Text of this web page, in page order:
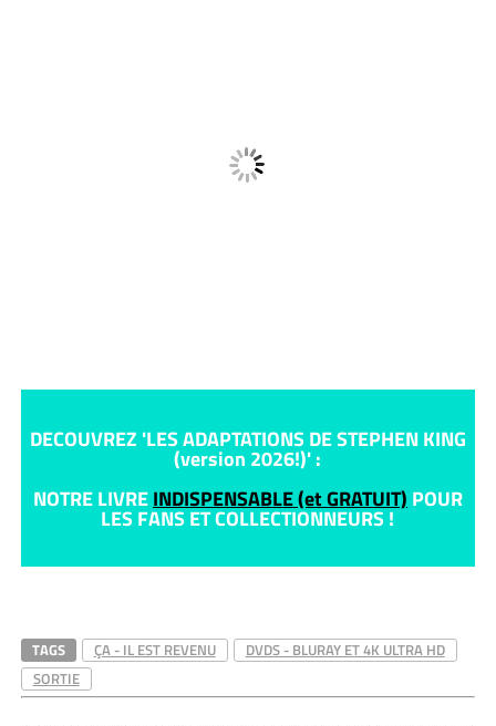
DECOUVREZ 'LES ADAPTATIONS DE STEPHEN KING
(version 2026!)' :
NOTRE LIVREINDISPENSABLE (et GRATUIT) POUR
LES FANS ET COLLECTIONNEURS !
TAGS ÇA - IL EST REVENU
DVDS - BLURAY ET 4K ULTRA HD
SORTIE